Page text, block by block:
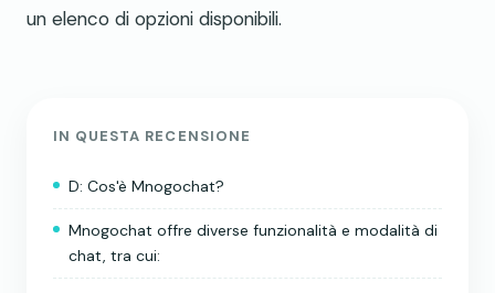
un elenco di opzioni disponibili.
IN QUESTA RECENSIONE
D: Cos'è Mnogochat?
Mnogochat offre diverse funzionalità e modalità di
chat, tra cui: